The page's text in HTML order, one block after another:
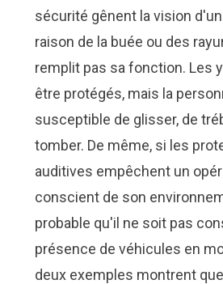
sécurité gênent la vision
raison de la buée ou des
remplit pas sa fonction. Les
être protégés, mais la
susceptible de glisser, de
tomber. De même, si les
auditives empêchent un
conscient de son
probable qu'il ne soit pas
présence de véhicules en
deux exemples montrent